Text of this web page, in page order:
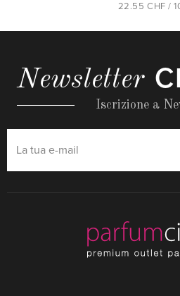
22.55 CHF /
Newsletter
Iscrizione a